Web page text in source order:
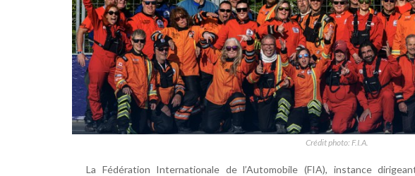
Crédit photo: F.I.A.
La Fédération Internationale de l’Automobile (FIA), instance